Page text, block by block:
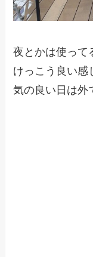
夜とかは使って
けっこう良い感
気の良い日は外